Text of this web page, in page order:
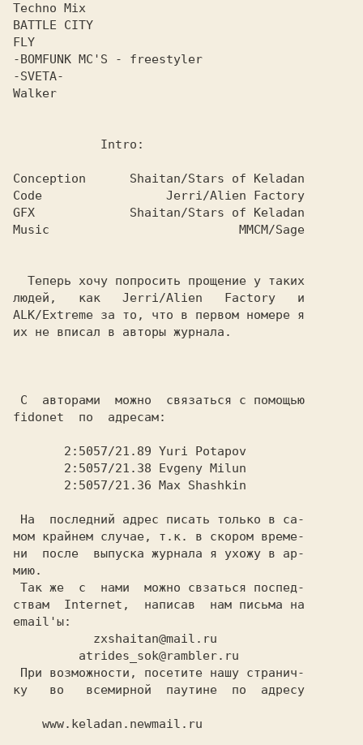
Techno Mix
BATTLE CITY
FLY
-BOMFUNK MC'S - freestyler
-SVETA-
Walker
Conception      Shaitan/Stars of Keladan
Code                 Jerri/Alien Factory
GFX             Shaitan/Stars of Keladan
Music                          MMCM/Sage
людей,   как   Jerri/Alien   Factory   и
ALK/Extreme за то, что в первом номере я
их не вписал в авторы журнала.
fidonet  по  адресам:
мом крайнем случае, т.к. в скором време-
ни  после  выпуска журнала я ухожу в ар-
мию.
ствам  Internet,  написав  нам письма на
ку   во   всемирной  паутине  по  адресу